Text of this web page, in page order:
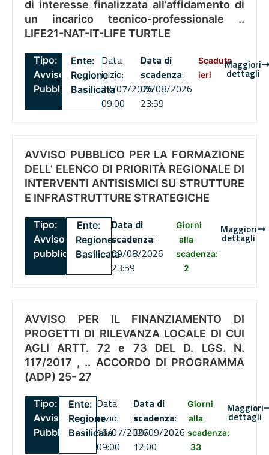
di interesse finalizzata all’affidamento di
un incarico tecnico-professionale ..
LIFE21-NAT-IT-LIFE TURTLE
Tipo:
Avviso
Pubblico
Ente:
Regione
Basilicata
Data
inizio:
22/07/2026
09:00
Data di
scadenza:
06/08/2026
23:59
Scaduto
ieri
Maggiori
dettagli
AVVISO PUBBLICO PER LA FORMAZIONE
DELL’ ELENCO DI PRIORITÀ REGIONALE DI
INTERVENTI ANTISISMICI SU STRUTTURE
E INFRASTRUTTURE STRATEGICHE
Tipo:
Avviso
pubblico
Ente:
Regione
Basilicata
Data di
scadenza:
09/08/2026
23:59
Giorni
alla
scadenza:
2
Maggiori
dettagli
AVVISO PER IL FINANZIAMENTO DI
PROGETTI DI RILEVANZA LOCALE DI CUI
AGLI ARTT. 72 e 73 DEL D. LGS. N.
117/2017 , .. ACCORDO DI PROGRAMMA
(ADP) 25- 27
Tipo:
Avviso
Pubblico
Ente:
Regione
Basilicata
Data
inizio:
16/07/2026
09:00
Data di
scadenza:
09/09/2026
12:00
Giorni
alla
scadenza:
33
Maggiori
dettagli